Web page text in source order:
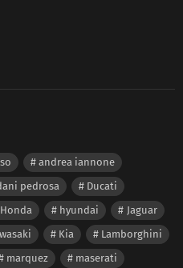
andrea iannone
pedrosa
Ducati
Honda hyundai
Jaguar
Kia
Lamborghini
marquez
maserati